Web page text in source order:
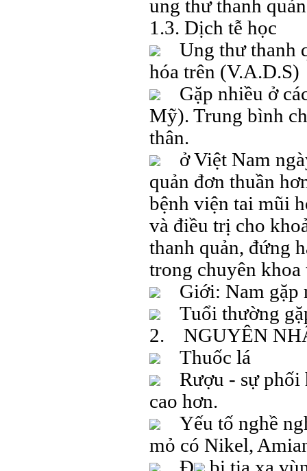
ung thư thanh
1.3. Dịch tễ học
Ung thư thanh
hóa trên (V.A.D.S)
Gặp nhiều ở
Mỹ). Trung bình
thân.
ở Việt Nam
quản đơn thuần
bệnh viện tai mũi
và điều trị cho
thanh quản, đứng
trong chuyên
Giới: Nam gặp
Tuổi thường
2. NGUYÊN
Thuốc lá
Rượu - sự phối
cao hơn.
Yếu tố nghề
mỏ có Nikel,